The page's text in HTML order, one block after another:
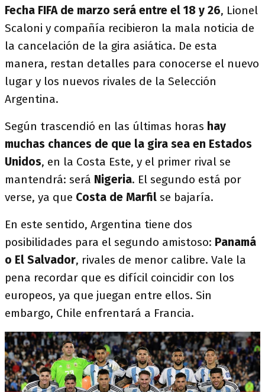
Fecha FIFA de marzo será entre el 18 y 26, Lionel
Scaloni y compañía recibieron la mala noticia de
la cancelación de la gira asiática. De esta
manera, restan detalles para conocerse el nuevo
lugar y los nuevos rivales de la Selección
Argentina.
Según trascendió en las últimas horas hay
muchas chances de que la gira sea en Estados
Unidos, en la Costa Este, y el primer rival se
mantendrá: será Nigeria. El segundo está por
verse, ya que Costa de Marfil se bajaría.
En este sentido, Argentina tiene dos
posibilidades para el segundo amistoso: Panamá
o El Salvador, rivales de menor calibre. Vale la
pena recordar que es difícil coincidir con los
europeos, ya que juegan entre ellos. Sin
embargo, Chile enfrentará a Francia.